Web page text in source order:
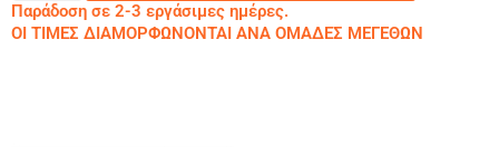
Παράδοση σε 2-3 εργάσιμες ημέρες.
ΟΙ ΤΙΜΕΣ ΔΙΑΜΟΡΦΩΝΟΝΤΑΙ ΑΝΑ ΟΜΑΔΕΣ ΜΕΓΕΘΩΝ